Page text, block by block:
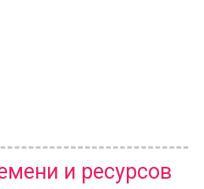
и ресурсов